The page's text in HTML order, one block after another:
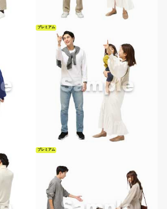
プレミアム
プレミアム